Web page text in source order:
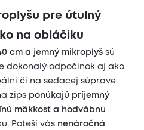
pre útulný
na obláčiku
cm a jemný mikroplyš sú
dokonalý odpočinok aj ako
či na sedacej súprave.
zips ponúkajú príjemný
mäkkosť a hodvábnu
Poteší vás nenáročná